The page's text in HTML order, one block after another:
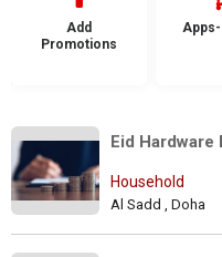
Add
Promotions
Eid Hardware
Household
Al Sadd , Doha